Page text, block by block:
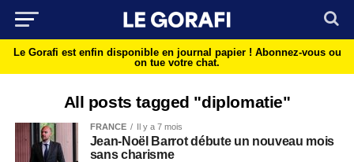
Le Gorafi est enfin disponible en journal papier ! Abonnez-vous ou
on tue votre chat.
All posts tagged "diplomatie"
FRANCE Il y a 7 mois
Jean-Noël Barrot débute un nouveau mois
sans charisme